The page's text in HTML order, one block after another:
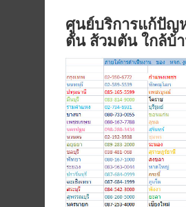
ศูนย์บริการแก้ปัญ
ตัน ส้วมตัน ใกล้บ้